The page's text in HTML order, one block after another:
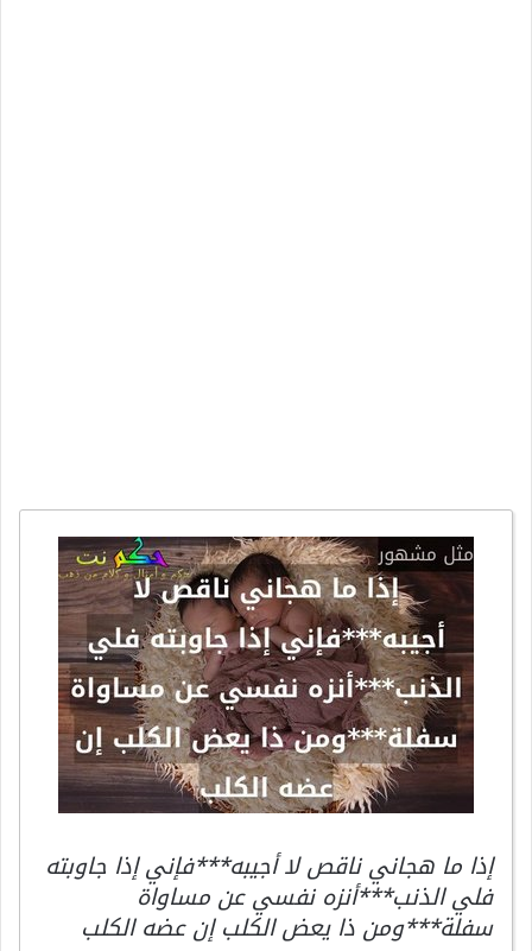
إذا ما هجاني ناقص لا أجيبه***فإني إذا جاوبته
فلي الذنب***أنزه نفسي عن مساواة
سفلة***ومن ذا يعض الكلب إن عضه الكلب